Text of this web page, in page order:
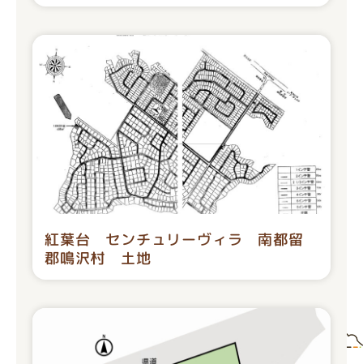
紅葉台 センチュリーヴィラ 南都留
郡鳴沢村 土地